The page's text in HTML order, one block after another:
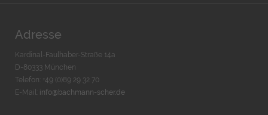
Adresse
Kardinal-Faulhaber-Straße 14a
D-80333 München
Telefon: +49 (0)89 29 32 70
E-Mail: info@bachmann-scher.de